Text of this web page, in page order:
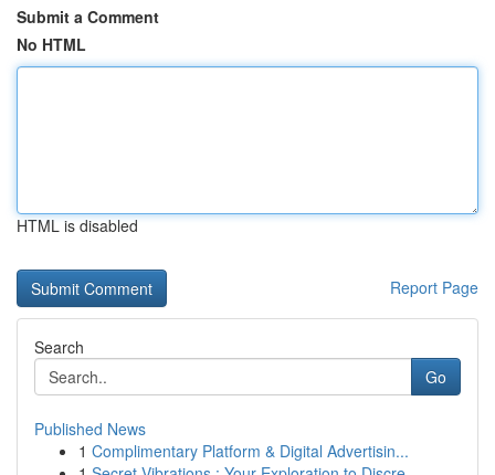
Submit a Comment
No HTML
HTML is disabled
Report Page
Search
Go
Published News
1 Complimentary Platform & Digital Advertisin...